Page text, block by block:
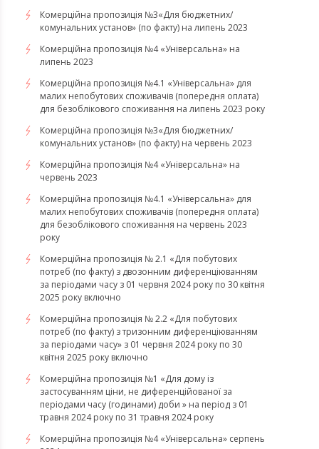
​​​​​​​Комерційна пропозиція №3«Для бюджетних/
комунальних установ» (по факту) на липень 2023
Комерційна пропозиція №4 «Універсальна» на
липень 2023
Комерційна пропозиція №4.1 «Універсальна» для
малих непобутових споживачів (попередня оплата)
для безоблікового споживання на липень 2023 року
Комерційна пропозиція №3«Для бюджетних/
комунальних установ» (по факту) на червень 2023
Комерційна пропозиція №4 «Універсальна» на
червень 2023
Комерційна пропозиція №4.1 «Універсальна» для
малих непобутових споживачів (попередня оплата)
для безоблікового споживання на червень 2023
року
Комерційна пропозиція № 2.1 «Для побутових
потреб (по факту) з двозонним диференціюванням
за періодами часу з 01 червня 2024 року по 30 квітня
2025 року включно
Комерційна пропозиція № 2.2 «Для побутових
потреб (по факту) з тризонним диференціюванням
за періодами часу» з 01 червня 2024 року по 30
квітня 2025 року включно
Комерційна пропозиція №1 «Для дому із
застосуванням ціни, не диференційованої за
періодами часу (годинами) доби » на період з 01
травня 2024 року по 31 травня 2024 року
Комерційна пропозиція №4 «Універсальна» серпень